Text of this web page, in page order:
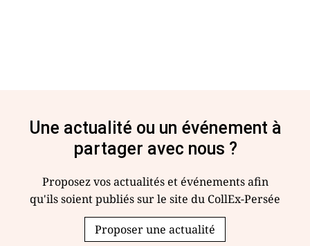
Une actualité ou un événement à
partager avec nous ?
Proposez vos actualités et événements afin
qu'ils soient publiés sur le site du CollEx-Persée
Proposer une actualité